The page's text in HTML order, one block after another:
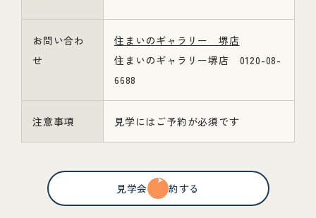
お問い合わ
せ
住まいのギャラリー 堺店
住まいのギャラリー堺店 0120-08-
6688
注意事項 見学にはご予約が必須です
見学会を予約する